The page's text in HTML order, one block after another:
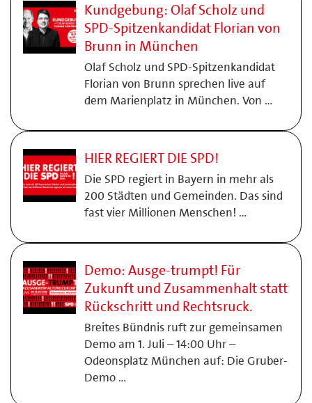
Kundgebung: Olaf Scholz und
SPD-Spitzenkandidat Florian von
Brunn in München
Olaf Scholz und SPD-Spitzenkandidat
Florian von Brunn sprechen live auf
dem Marienplatz in München. Von …
HIER REGIERT DIE SPD!
Die SPD regiert in Bayern in mehr als
200 Städten und Gemeinden. Das sind
fast vier Millionen Menschen! …
Demo: Ausge-trumpt! Für
Zukunft und Zusammenhalt statt
Rückschritt und Rechtsruck.
Breites Bündnis ruft zur gemeinsamen
Demo am 1. Juli – 14:00 Uhr –
Odeonsplatz München auf: Die Gruber-
Demo …